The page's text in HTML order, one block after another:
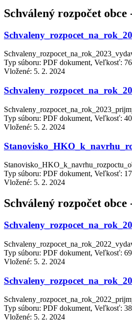
Schválený rozpočet obce
Typ súboru: PDF dokument, Veľkosť:
Vložené: 5. 2. 2024
Typ súboru: PDF dokument, Veľkosť:
Vložené: 5. 2. 2024
Typ súboru: PDF dokument, Veľkosť:
Vložené: 5. 2. 2024
Schválený rozpočet obce
Typ súboru: PDF dokument, Veľkosť:
Vložené: 5. 2. 2024
Typ súboru: PDF dokument, Veľkosť:
Vložené: 5. 2. 2024